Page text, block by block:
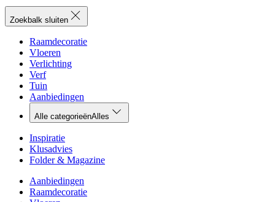
Zoekbalk sluiten
Raamdecoratie
Vloeren
Verlichting
Verf
Tuin
Aanbiedingen
Alle categorieënAlles
Inspiratie
Klusadvies
Folder & Magazine
Aanbiedingen
Raamdecoratie